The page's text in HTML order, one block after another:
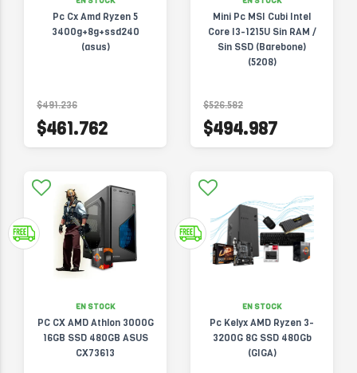
Pc Cx Amd Ryzen 5
3400g+8g+ssd240
(asus)
$491.236
$461.762
Mini Pc MSI Cubi Intel
Core I3-1215U Sin RAM /
Sin SSD (Barebone)
(5208)
$526.582
$494.987
EN STOCK
PC CX AMD Athlon 3000G
16GB SSD 480GB ASUS
CX73613
EN STOCK
Pc Kelyx AMD Ryzen 3-
3200G 8G SSD 480Gb
(GIGA)